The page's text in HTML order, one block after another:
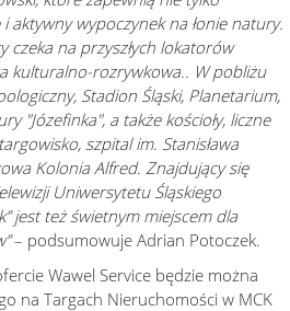
aktywny wypoczynek na łonie natury.
czeka na przyszłych lokatorów
kulturalno-rozrywkowa.. W pobliżu
Stadion Śląski, Planetarium,
"Józefinka", a także kościoły, liczne
szpital im. Stanisława
Kolonia Alfred. Znajdujący się
Uniwersytetu Śląskiego
jest też świetnym miejscem dla
– podsumowuje Adrian Potoczek.
Wawel Service będzie można
na Targach Nieruchomości w MCK